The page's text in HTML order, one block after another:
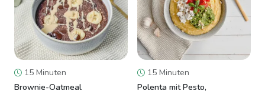
15 Minuten
Brownie-Oatmeal
15 Minuten
Polenta mit Pesto,